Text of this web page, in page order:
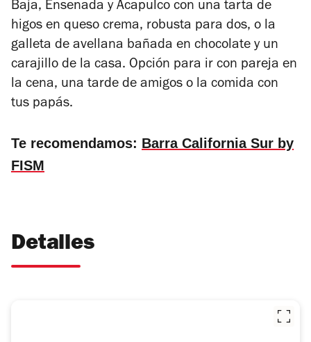
Baja, Ensenada y Acapulco con una tarta de
higos en queso crema, robusta para dos, o la
galleta de avellana bañada en chocolate y un
carajillo de la casa. Opción para ir con pareja en
la cena, una tarde de amigos o la comida con
tus papás.
Te recomendamos: Barra California Sur by
FISM
Detalles